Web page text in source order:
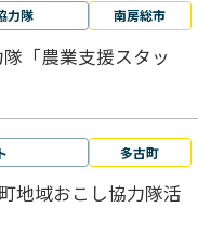
力隊 南房総市
「農業支援スタッ
多古町
地域おこし協力隊活